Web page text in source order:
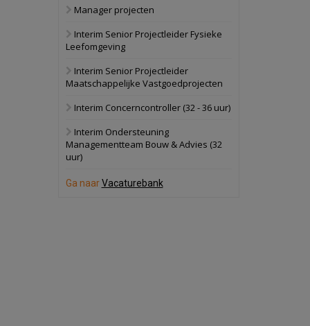
bedrijventerrein
Bekijk
Schuinesloot
politiebureau
17 september 2026
Voormalig
Manager projecten
Interim Senior Projectleider Fysieke
Leefomgeving
Interim Senior Projectleider
Maatschappelijke Vastgoedprojecten
Interim Concerncontroller (32 - 36 uur)
Interim Ondersteuning
Managementteam Bouw & Advies (32
uur)
Ga naarVacaturebank